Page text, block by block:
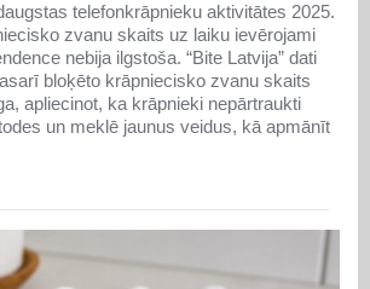
telefonkrāpnieku aktivitātes 2025.
zvanu skaits uz laiku ievērojami
nebija ilgstoša. “Bite Latvija” dati
bloķēto krāpniecisko zvanu skaits
apliecinot, ka krāpnieki nepārtraukti
un meklē jaunus veidus, kā apmānīt